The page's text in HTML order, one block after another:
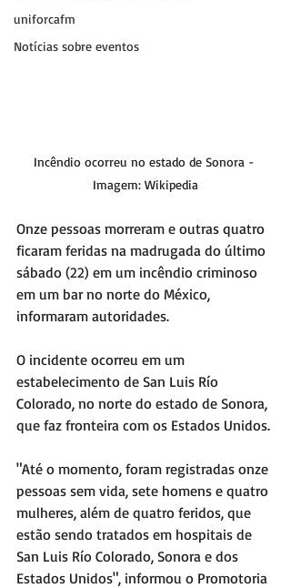
uniforcafm
Notícias sobre eventos
Incêndio ocorreu no estado de Sonora -
Imagem: Wikipedia
Onze pessoas morreram e outras quatro
ficaram feridas na madrugada do último
sábado (22) em um incêndio criminoso
em um bar no norte do México,
informaram autoridades.
O incidente ocorreu em um
estabelecimento de San Luis Río
Colorado, no norte do estado de Sonora,
que faz fronteira com os Estados Unidos.
"Até o momento, foram registradas onze
pessoas sem vida, sete homens e quatro
mulheres, além de quatro feridos, que
estão sendo tratados em hospitais de
San Luis Río Colorado, Sonora e dos
Estados Unidos", informou o Promotoria